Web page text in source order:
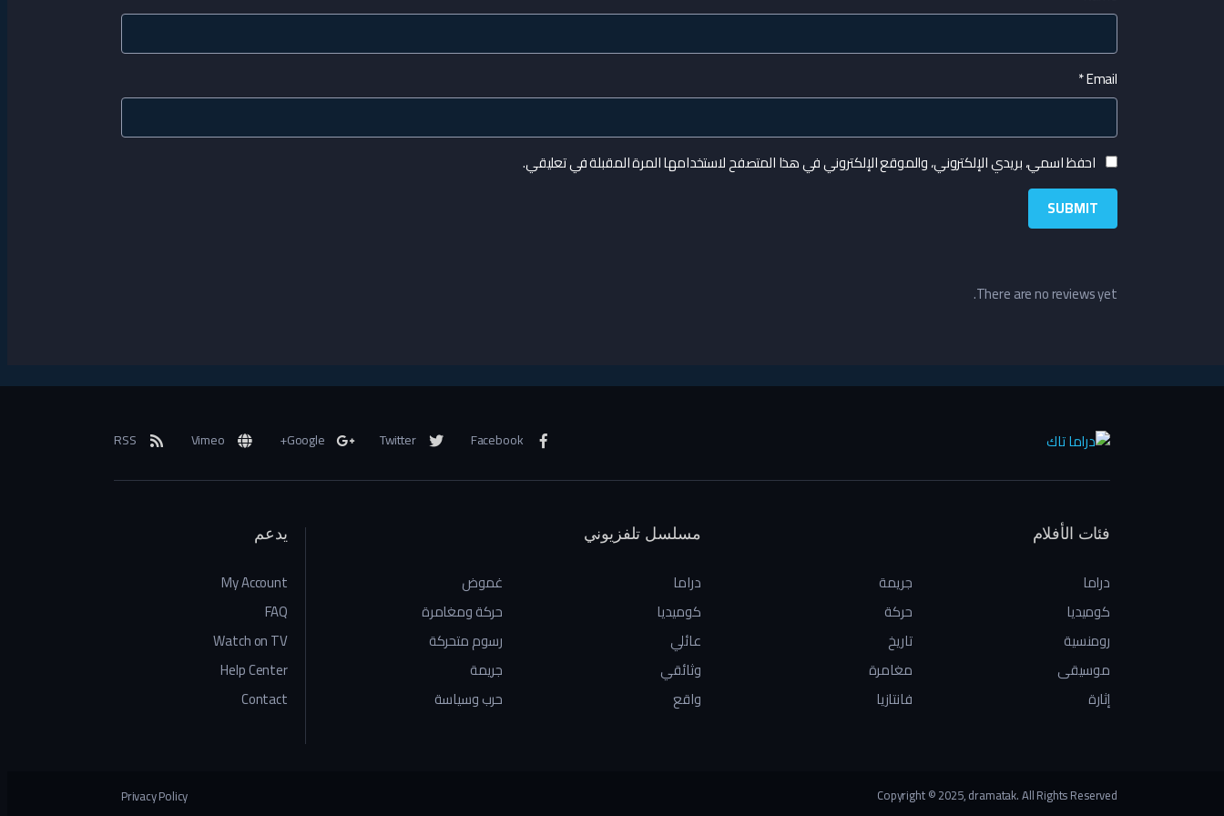
Email
*
احفظ اسمي، بريدي الإلكتروني، والموقع الإلكتروني في هذا المتصفح لاستخدامها المرة المقبلة في تعليقي.
There are no reviews yet.
Facebook
Twitter
Google+
Vimeo
RSS
فئات الأفلام
دراما
كوميديا
رومنسية
موسيقى
إثارة
جريمة
حركة
تاريخ
مغامرة
فانتازيا
مسلسل تلفزيوني
دراما
كوميديا
عائلي
وثائقي
واقع
غموض
حركة ومغامرة
رسوم متحركة
جريمة
حرب وسياسة
يدعم
My Account
FAQ
Watch on TV
Help Center
Contact
Copyright © 2025, dramatak. All Rights Reserved
Privacy Policy